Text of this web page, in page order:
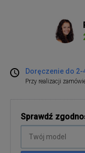
Doręczenie do 2-
Przy realizacji
Sprawdź